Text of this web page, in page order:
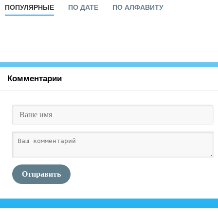
ПОПУЛЯРНЫЕ ПО ДАТЕ ПО АЛФАВИТУ
Комментарии
Отправить